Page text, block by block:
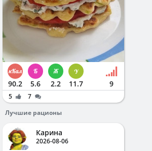
90.2 5.6 2.2 11.7 9
5
7
Лучшие рационы
Карина
2026-08-06